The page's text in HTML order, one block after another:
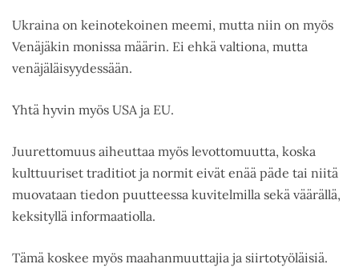
Ukraina on keinotekoinen meemi, mutta niin on myös
Venäjäkin monissa määrin. Ei ehkä valtiona, mutta
venäjäläisyydessään.
Yhtä hyvin myös USA ja EU.
Juurettomuus aiheuttaa myös levottomuutta, koska
kulttuuriset traditiot ja normit eivät enää päde tai niitä
muovataan tiedon puutteessa kuvitelmilla sekä väärällä,
keksityllä informaatiolla.
Tämä koskee myös maahanmuuttajia ja siirtotyöläisiä.